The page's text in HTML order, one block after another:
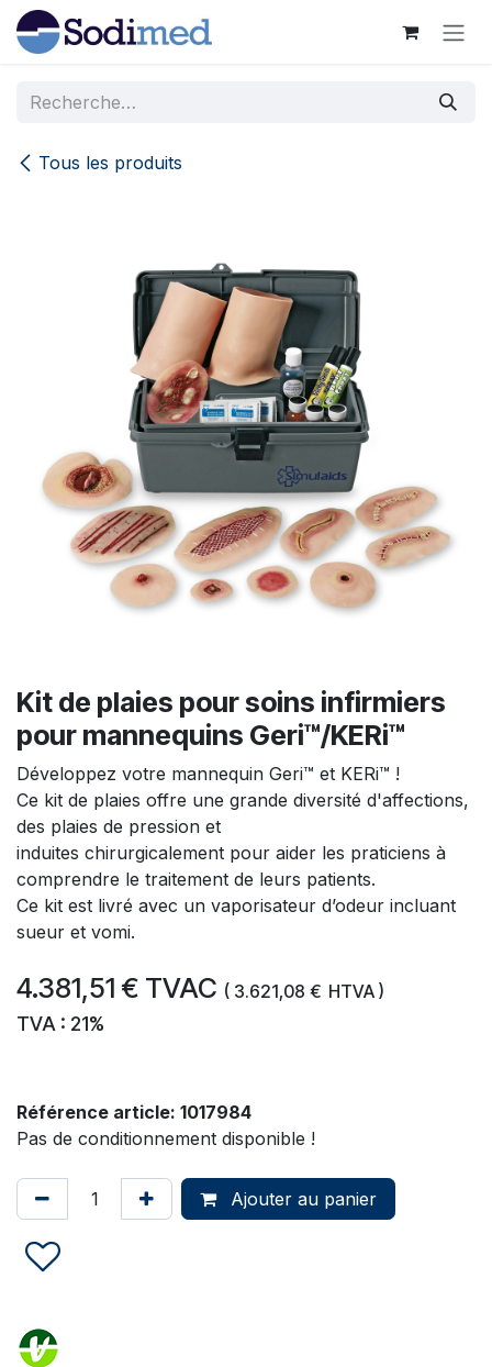
Se rendre au contenu
Tous les produits
Kit de plaies pour soins infirmiers
pour mannequins Geri™/KERi™
Développez votre mannequin Geri™ et KERi™ !
Ce kit de plaies offre une grande diversité d'affections,
des plaies de pression et
induites chirurgicalement pour aider les praticiens à
comprendre le traitement de leurs patients.
Ce kit est livré avec un vaporisateur d’odeur incluant
sueur et vomi.
4.381,51 € TVAC ( 3.621,08 € HTVA )
TVA : 21%
Référence article: 1017984
Pas de conditionnement disponible !
Ajouter au panier